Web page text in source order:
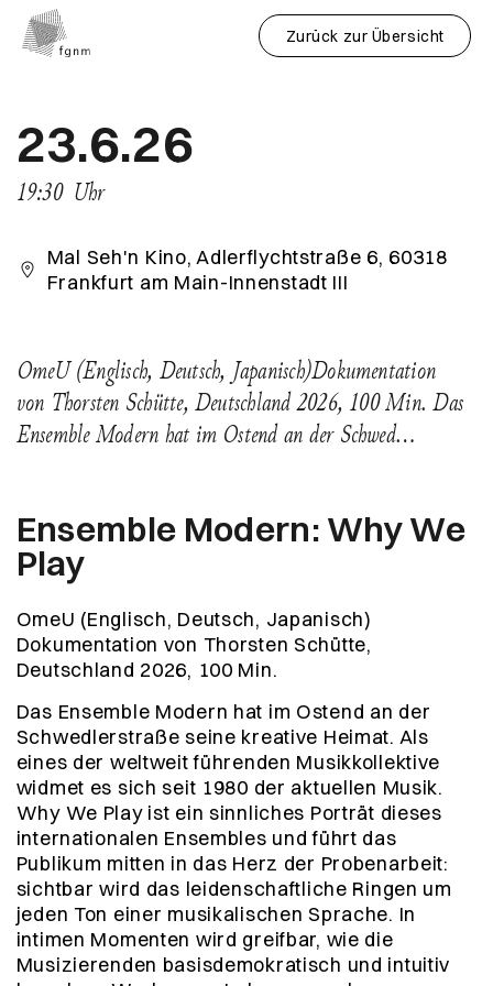
Zurück zur Übersicht
23.6.26
19:30 Uhr
Mal Seh'n Kino, Adlerflychtstraße 6, 60318
Frankfurt am Main-Innenstadt III
OmeU (Englisch, Deutsch, Japanisch)Dokumentation
von Thorsten Schütte, Deutschland 2026, 100 Min. Das
Ensemble Modern hat im Ostend an der Schwed…
Ensemble Modern: Why We
Play
OmeU (Englisch, Deutsch, Japanisch)
Dokumentation von Thorsten Schütte,
Deutschland 2026, 100 Min.
Das Ensemble Modern hat im Ostend an der
Schwedlerstraße seine kreative Heimat. Als
eines der weltweit führenden Musikkollektive
widmet es sich seit 1980 der aktuellen Musik.
Why We Play ist ein sinnliches Porträt dieses
internationalen Ensembles und führt das
Publikum mitten in das Herz der Probenarbeit:
sichtbar wird das leidenschaftliche Ringen um
jeden Ton einer musikalischen Sprache. In
intimen Momenten wird greifbar, wie die
Musizierenden basisdemokratisch und intuitiv